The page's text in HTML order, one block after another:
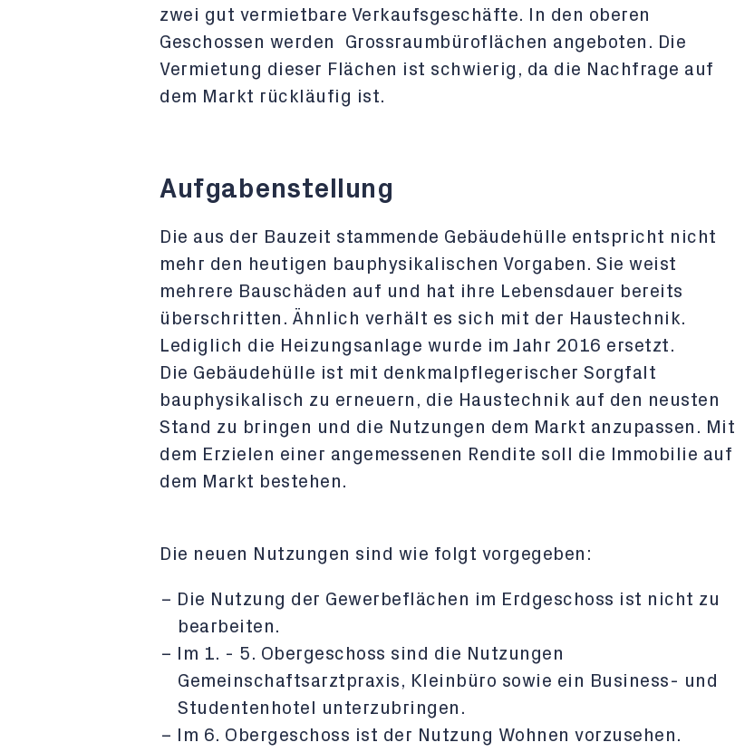
zwei gut vermietbare Verkaufsgeschäfte. In den oberen
Geschossen werden Grossraumbüroflächen angeboten. Die
Vermietung dieser Flächen ist schwierig, da die Nachfrage auf
dem Markt rückläufig ist.
Aufgabenstellung
Die aus der Bauzeit stammende Gebäudehülle entspricht nicht
mehr den heutigen bauphysikalischen Vorgaben. Sie weist
mehrere Bauschäden auf und hat ihre Lebensdauer bereits
überschritten. Ähnlich verhält es sich mit der Haustechnik.
Lediglich die Heizungsanlage wurde im Jahr 2016 ersetzt.
Die Gebäudehülle ist mit denkmalpflegerischer Sorgfalt
bauphysikalisch zu erneuern, die Haustechnik auf den neusten
Stand zu bringen und die Nutzungen dem Markt anzupassen. Mit
dem Erzielen einer angemessenen Rendite soll die Immobilie auf
dem Markt bestehen.
Die neuen Nutzungen sind wie folgt vorgegeben:
Die Nutzung der Gewerbeflächen im Erdgeschoss ist nicht zu
bearbeiten.
Im 1. - 5. Obergeschoss sind die Nutzungen
Gemeinschaftsarztpraxis, Kleinbüro sowie ein Business- und
Studentenhotel unterzubringen.
Im 6. Obergeschoss ist der Nutzung Wohnen vorzusehen.